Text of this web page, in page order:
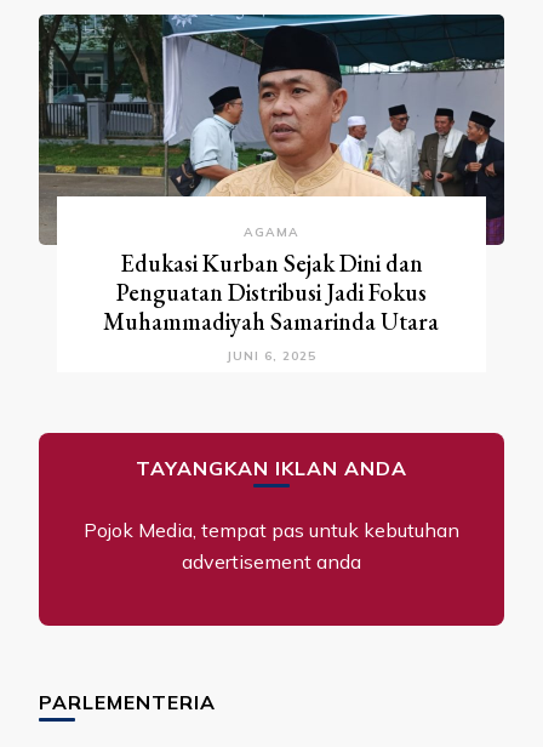
AGAMA
Edukasi Kurban Sejak Dini dan
Penguatan Distribusi Jadi Fokus
Muhammadiyah Samarinda Utara
JUNI 6, 2025
TAYANGKAN IKLAN ANDA
Pojok Media, tempat pas untuk kebutuhan
advertisement anda
PARLEMENTERIA